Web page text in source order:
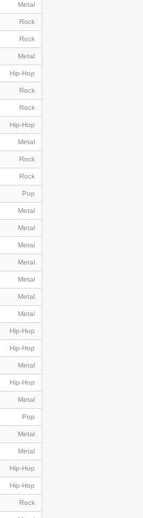
Metal
Rock
Rock
Metal
Hip-Hop
Rock
Rock
Hip-Hop
Metal
Rock
Rock
Pop
Metal
Metal
Metal
Metal
Metal
Metal
Metal
Hip-Hop
Hip-Hop
Metal
Hip-Hop
Metal
Pop
Metal
Metal
Hip-Hop
Hip-Hop
Rock